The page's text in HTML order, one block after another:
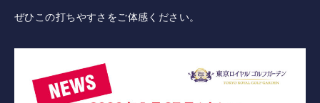
施設紹介
ぜひこの打ちやすさをご体感ください。